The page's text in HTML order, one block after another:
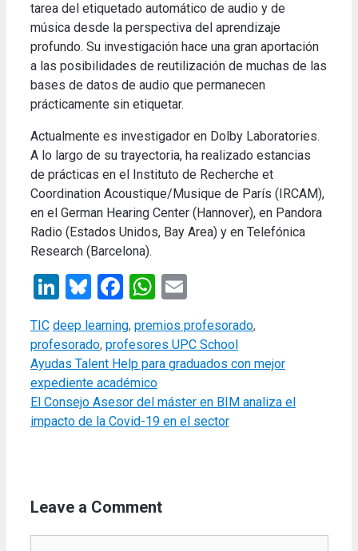
tarea del etiquetado automático de audio y de
música desde la perspectiva del aprendizaje
profundo. Su investigación hace una gran aportación
a las posibilidades de reutilización de muchas de las
bases de datos de audio que permanecen
prácticamente sin etiquetar.
Actualmente es investigador en Dolby Laboratories.
A lo largo de su trayectoria, ha realizado estancias
de prácticas en el Instituto de Recherche et
Coordination Acoustique/Musique de París (IRCAM),
en el German Hearing Center (Hannover), en Pandora
Radio (Estados Unidos, Bay Area) y en Telefónica
Research (Barcelona).
LinkedIn
Bluesky
Facebook
WhatsApp
Categories
TIC Tags
deep learning, premios profesorado,
profesorado, profesores UPC School
Ayudas Talent Help para graduados con mejor
expediente académico
El Consejo Asesor del máster en BIM analiza el
impacto de la Covid-19 en el sector
Leave a Comment